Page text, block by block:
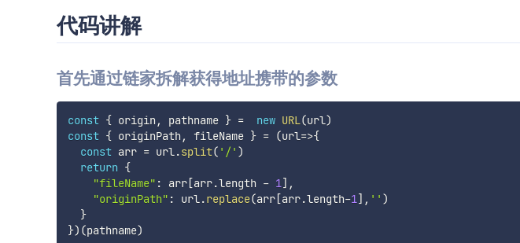
代码讲解
首先通过链家拆解获得地址携带的参数
const { origin , pathname } = new URL(url)
const { originPath , fileName } = (url=>{
const arr = url.split( '/' )
return {
"fileName" : arr[arr.length - 1] ,
"originPath" : url.replace(arr[arr.length-1] , '' )
}
}) (pathname)